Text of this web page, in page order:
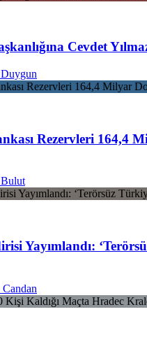
Cevdet
Rezervleri 164,4
Yayımlandı: